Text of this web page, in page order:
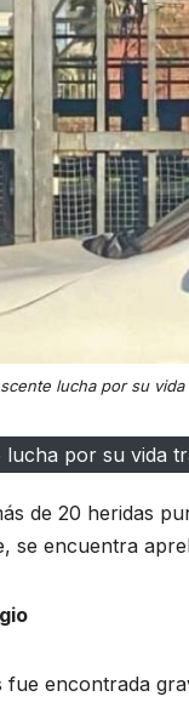
lucha por su
lucha por su vida
de 20 heridas
se encuentra
fue encontrada